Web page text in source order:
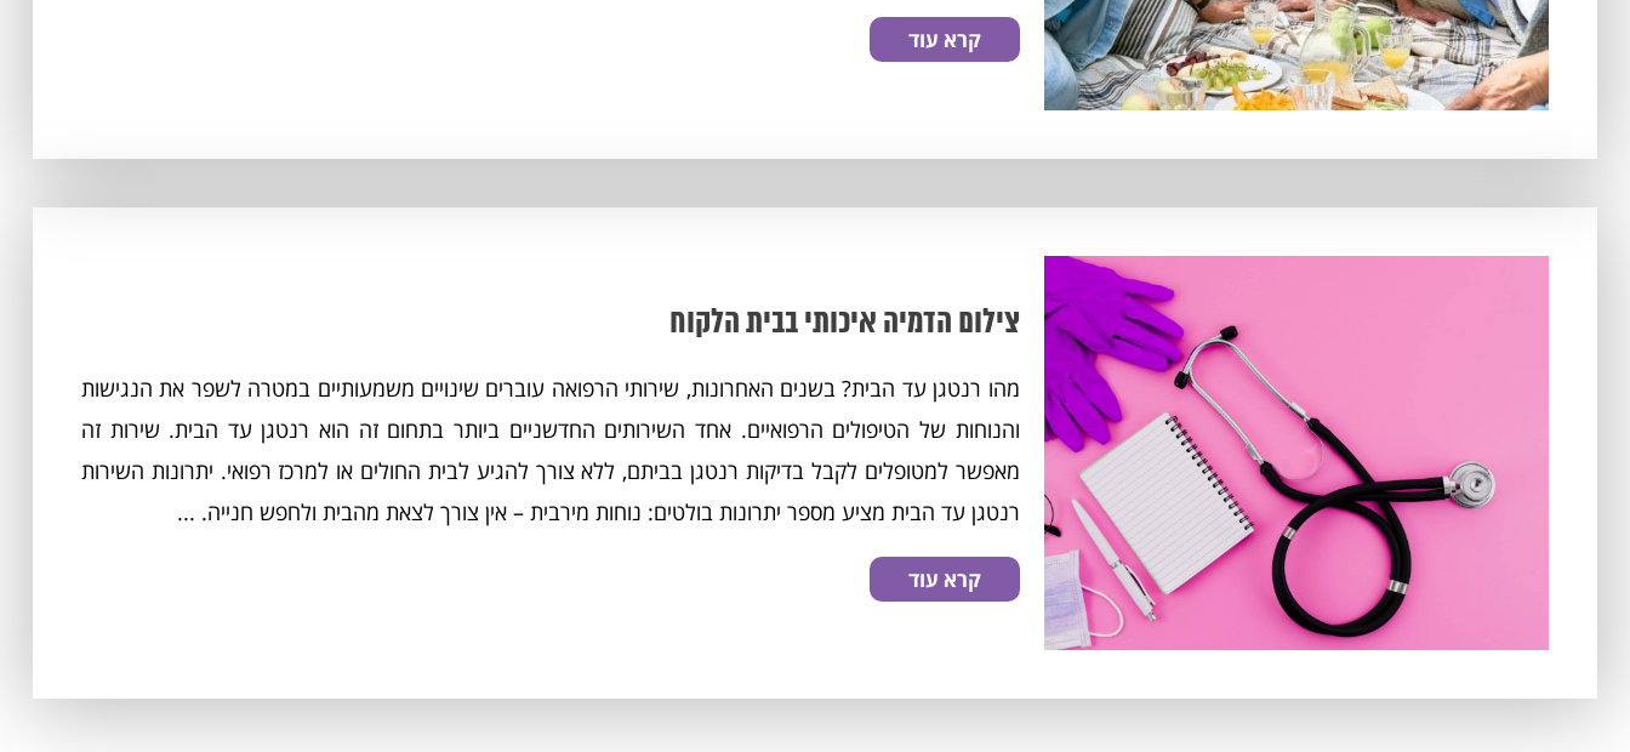
קרא עוד
צילום הדמיה איכותי בבית הלקוח
מהו רנטגן עד הבית? בשנים האחרונות, שירותי הרפואה עוברים שינויים משמעותיים במטרה לשפר את הנגישות
והנוחות של הטיפולים הרפואיים. אחד השירותים החדשניים ביותר בתחום זה הוא רנטגן עד הבית. שירות זה
מאפשר למטופלים לקבל בדיקות רנטגן בביתם, ללא צורך להגיע לבית החולים או למרכז רפואי. יתרונות השירות
רנטגן עד הבית מציע מספר יתרונות בולטים: נוחות מירבית – אין צורך לצאת מהבית ולחפש חנייה. ...
קרא עוד